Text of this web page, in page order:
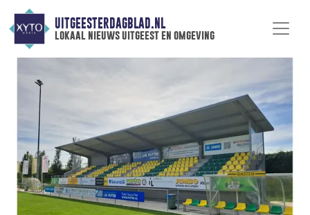
UITGEESTERDAGBLAD.NL
lokaal nieuws uitgeest en omgeving